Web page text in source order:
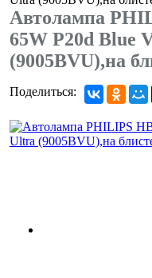
Автолампа
65W P20d Blue
(9005BVU),на
Поделиться: